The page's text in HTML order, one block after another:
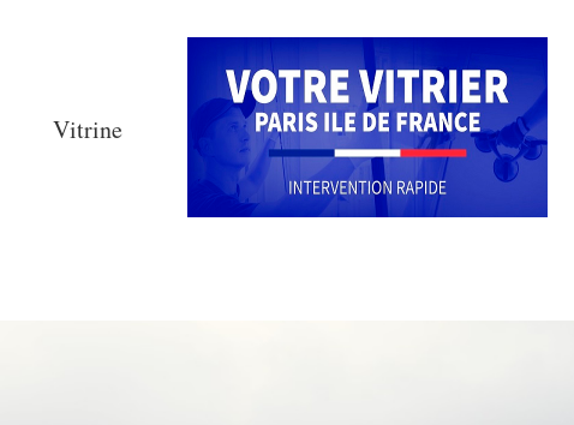
Vitrine